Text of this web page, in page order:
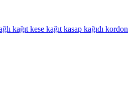
kağıt kese kağıt kasap kağıdı kordon